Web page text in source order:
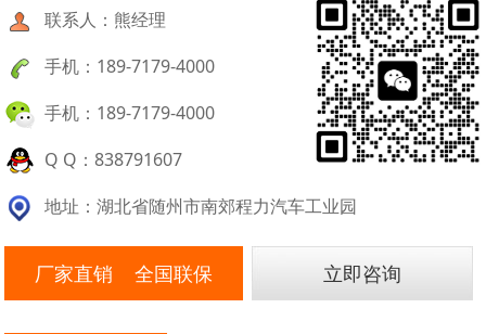
联系人：熊经理
手机：189-7179-4000
手机：189-7179-4000
Q Q：838791607
地址：湖北省随州市南郊程力汽车工业园
厂家直销 全国联保 立即咨询